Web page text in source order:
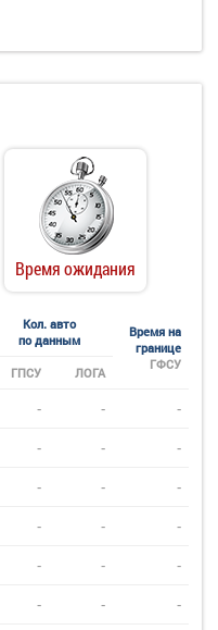
Время ожидания
Кол. авто
по данным
Время на
границе
ГФСУ
ГПСУ ЛОГА
- - -
- - -
- - -
- - -
- - -
- - -